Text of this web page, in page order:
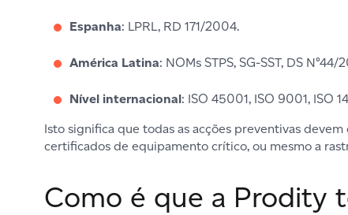
Espanha: LPRL, RD 171/2004.
América Latina: NOMs STPS, SG-SST, DS N°44/
Nível internacional: ISO 45001, ISO 9001, ISO
Isto significa que todas as acções preventivas
certificados de equipamento crítico, ou mesmo a
Como é que a Prodity